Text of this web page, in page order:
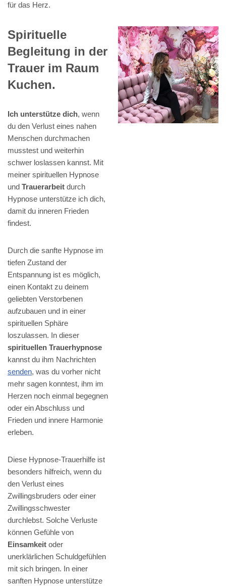
für das Herz.
Spirituelle
Begleitung in der
Trauer im Raum
Kuchen.
Ich unterstütze dich, wenn
du den Verlust eines nahen
Menschen durchmachen
musstest und weiterhin
schwer loslassen kannst. Mit
meiner spirituellen Hypnose
und Trauerarbeit durch
Hypnose unterstütze ich dich,
damit du inneren Frieden
findest.
Durch die sanfte Hypnose im
tiefen Zustand der
Entspannung ist es möglich,
einen Kontakt zu deinem
geliebten Verstorbenen
aufzubauen und in einer
spirituellen Sphäre
loszulassen. In dieser
spirituellen Trauerhypnose
kannst du ihm Nachrichten
senden, was du vorher nicht
mehr sagen konntest, ihm im
Herzen noch einmal begegnen
oder ein Abschluss und
Frieden und innere Harmonie
erleben.
Diese Hypnose-Trauerhilfe ist
besonders hilfreich, wenn du
den Verlust eines
Zwillingsbruders oder einer
Zwillingsschwester
durchlebst. Solche Verluste
können Gefühle von
Einsamkeit oder
unerklärlichen Schuldgefühlen
mit sich bringen. In einer
sanften Hypnose unterstütze